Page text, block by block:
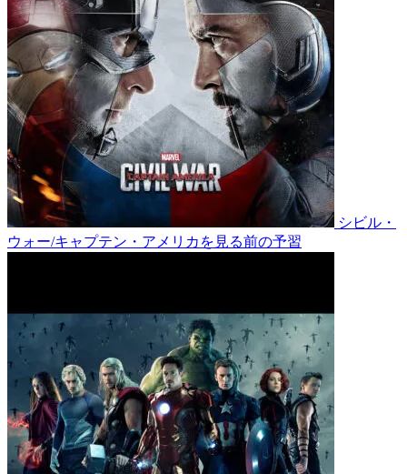
シビル・
ウォー/キャプテン・アメリカを見る前の予習